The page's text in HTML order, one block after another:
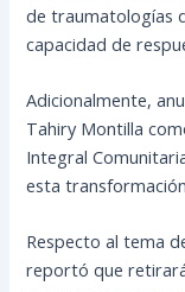
de traumatologías
capacidad de
Adicionalmente,
Tahiry Montilla
Integral
esta
Respecto al tema
reportó que